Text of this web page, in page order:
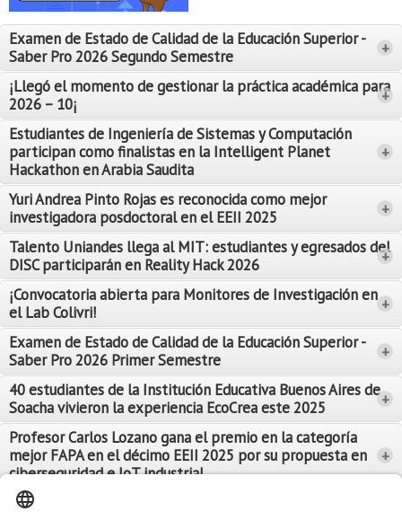
Examen de Estado de Calidad de la Educación Superior -
Saber Pro 2026 Segundo Semestre
+
Leer Más
¡Llegó el momento de gestionar la práctica académica para
2026 – 10¡
+
Leer Más
Estudiantes de Ingeniería de Sistemas y Computación
participan como finalistas en la Intelligent Planet
Hackathon en Arabia Saudita
+
Leer Más
Yuri Andrea Pinto Rojas es reconocida como mejor
investigadora posdoctoral en el EEII 2025
+
Leer Más
Talento Uniandes llega al MIT: estudiantes y egresados del
DISC participarán en Reality Hack 2026
+
¡Convocatoria abierta para Monitores de Investigación en
el Lab Colivri!
+
Leer Más
Examen de Estado de Calidad de la Educación Superior -
Saber Pro 2026 Primer Semestre
+
Leer Más
40 estudiantes de la Institución Educativa Buenos Aires de
Soacha vivieron la experiencia EcoCrea este 2025
+
Profesor Carlos Lozano gana el premio en la categoría
mejor FAPA en el décimo EEII 2025 por su propuesta en
ciberseguridad e IoT industrial
+
Proyecto de grado
Reingreso
Reintegro
Retiro voluntario
Transferencia
Tarifas
Grado